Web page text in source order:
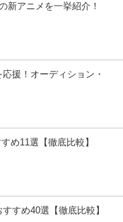
新アニメを一挙紹介！
援！オーディション・
め11選【徹底比較】
すめ40選【徹底比較】